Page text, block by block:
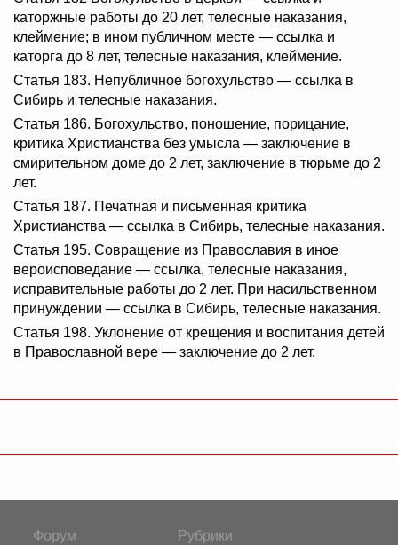
каторжные работы до 20 лет, телесные наказания,
клеймение; в ином публичном месте — ссылка и
каторга до 8 лет, телесные наказания, клеймение.
Статья 183. Непубличное богохульство — ссылка в
Сибирь и телесные наказания.
Статья 186. Богохульство, поношение, порицание,
критика Христианства без умысла — заключение в
смирительном доме до 2 лет, заключение в тюрьме до 2
лет.
Статья 187. Печатная и письменная критика
Христианства — ссылка в Сибирь, телесные наказания.
Статья 195. Совращение из Православия в иное
вероисповедание — ссылка, телесные наказания,
исправительные работы до 2 лет. При насильственном
принуждении — ссылка в Сибирь, телесные наказания.
Статья 198. Уклонение от крещения и воспитания детей
в Православной вере — заключение до 2 лет.
Форум
Рубрики